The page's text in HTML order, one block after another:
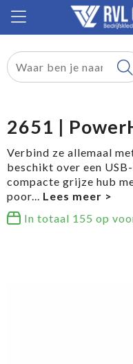
Relatiegeschenken
Tassen
Sport
2651 |
Verbind ze allemaal
beschikt over een
compacte grijze hub
poor...
In totaal 155 op